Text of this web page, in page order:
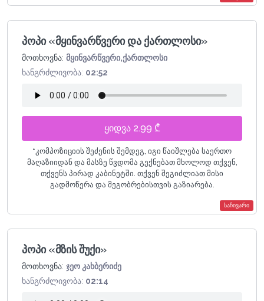
საჩივარი
პოპი «მყინვარწვერი და ქართლოსი»
მოთხოვნა: მყინვარწვერი,ქართლოსი
ხანგრძლივობა: 02:52
ყიდვა 2.99 ₾
*კომპოზიციის შეძენის შემდეგ, იგი წაიშლება საერთო
მაღაზიიდან და მასზე წვდომა გექნებათ მხოლოდ თქვენ,
თქვენს პირად კაბინეტში. თქვენ შეგიძლიათ მისი
გადმოწერა და მეგობრებისთვის გაზიარება.
პოპი «მზის შუქი»
მოთხოვნა: ჯეო კახბერიძე
ხანგრძლივობა: 02:14